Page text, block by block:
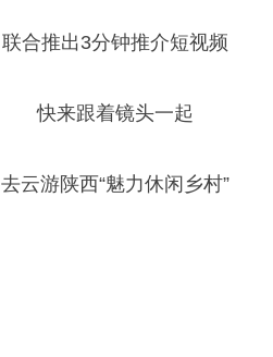
联合推出3分钟推介短视频
快来跟着镜头一起
去云游陕西“魅力休闲乡村”